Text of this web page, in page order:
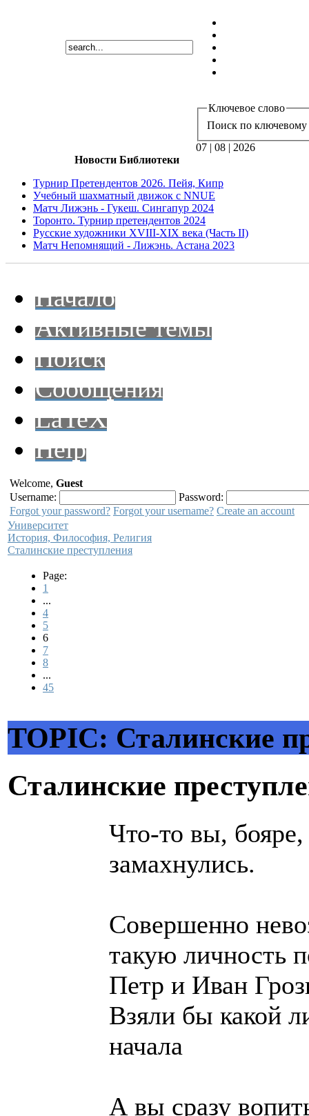
Ключевое слово
Поиск по ключевому
07 | 08 | 2026
Новости Библиотеки
Турнир Претендентов 2026. Пейя, Кипр
Учебный шахматный движок с NNUE
Матч Лижэнь - Гукеш. Сингапур 2024
Торонто. Турнир претендентов 2024
Русские художники XVIII-XIX века (Часть II)
Матч Непомнящий - Лижэнь. Астана 2023
Начало
Активные темы
Поиск
Сообщения
LaTeX
Help
Welcome, Guest
Username:
Password:
Forgot your password? Forgot your username? Create an account
Университет
История, Философия, Религия
Сталинские преступления
Page:
1
...
4
5
6
7
8
...
45
TOPIC: Сталинские
Сталинские
Что-то вы,
замахнулись.
Совершенно
такую личность
Петр и Иван
Взяли бы какой
начала
А вы сразу